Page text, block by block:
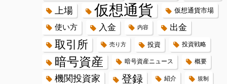
上場 仮想通貨 仮想通貨市場
使い方 入金 内容 出金
取引所 売り方 投資 投資戦略
暗号資産 暗号資産ニュース 概要
機関投資家 登録 紹介 規制